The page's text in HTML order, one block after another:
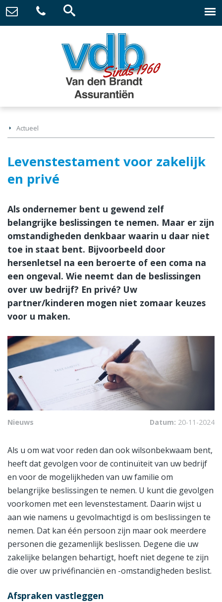
Actueel
Levenstestament voor zakelijk
en privé
Als ondernemer bent u gewend zelf
belangrijke beslissingen te nemen. Maar er zijn
omstandigheden denkbaar waarin u daar niet
toe in staat bent. Bijvoorbeeld door
hersenletsel na een beroerte of een coma na
een ongeval. Wie neemt dan de beslissingen
over uw bedrijf? En privé? Uw
partner/kinderen mogen niet zomaar keuzes
voor u maken.
Nieuws Datum: 20-11-2024
Als u om wat voor reden dan ook wilsonbekwaam bent,
heeft dat gevolgen voor de continuïteit van uw bedrijf
en voor de mogelijkheden van uw familie om
belangrijke beslissingen te nemen. U kunt die gevolgen
voorkomen met een levenstestament. Daarin wijst u
aan wie namens u gevolmachtigd is om beslissingen te
nemen. Dat kan één persoon zijn maar ook meerdere
personen die gezamenlijk beslissen. Degene die uw
zakelijke belangen behartigt, hoeft niet degene te zijn
die over uw privéfinanciën en -omstandigheden beslist.
Afspraken vastleggen